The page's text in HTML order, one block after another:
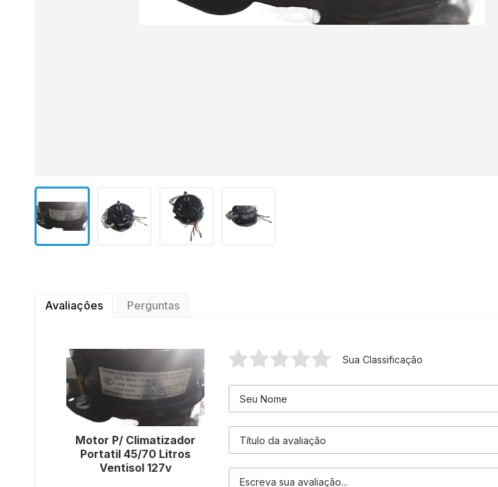
Avaliações Perguntas
Motor P/ Climatizador
Portatil 45/70 Litros
Ventisol 127v
Sua Classificação